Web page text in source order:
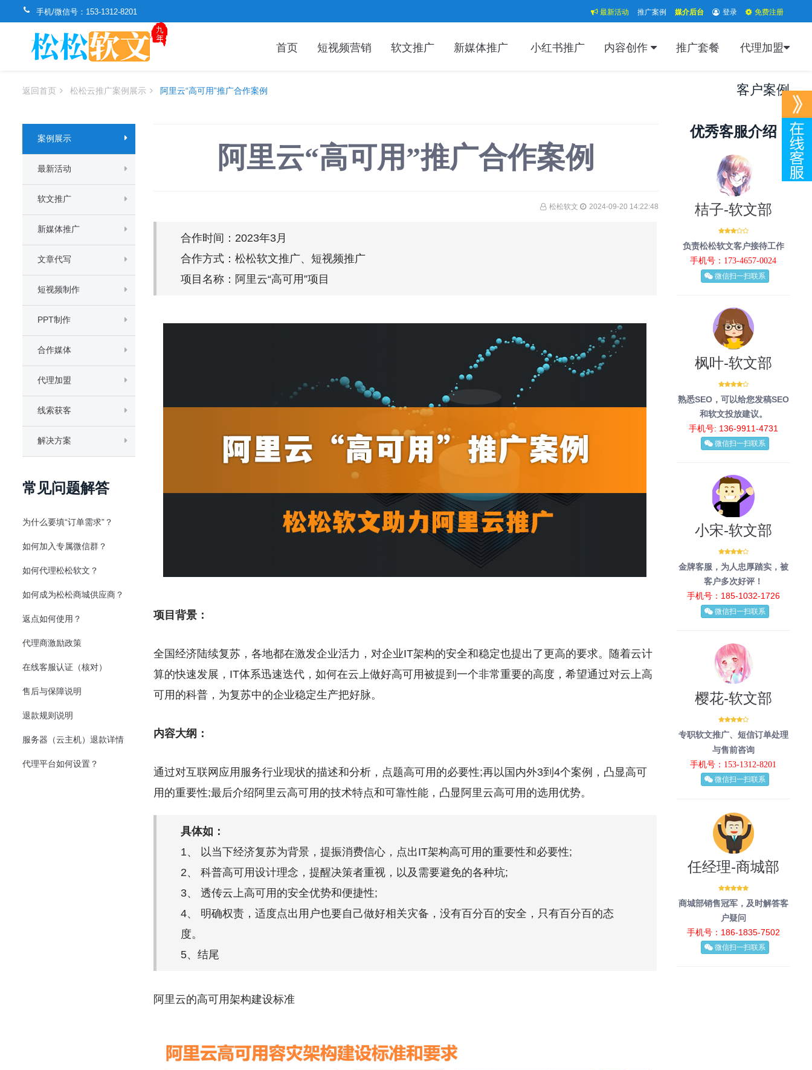
手机/微信号： 153-1312-8201 最新活动 推广案例 媒介后台 登录 免费注册
首页 短视频营销 软文推广 新媒体推广 小红书推广 内容创作 推广套餐 代理加盟
返回首页 松松云推广案例展示 阿里云“高可用”推广合作案例 客户案例
案例展示
最新活动
软文推广
新媒体推广
文章代写
短视频制作
PPT制作
合作媒体
代理加盟
线索获客
解决方案
常见问题解答
为什么要填“订单需求”？
如何加入专属微信群？
如何代理松松软文？
如何成为松松商城供应商？
返点如何使用？
代理商激励政策
在线客服认证（核对）
售后与保障说明
退款规则说明
服务器（云主机）退款详情
代理平台如何设置？
阿里云“高可用”推广合作案例
松松软文 2024-09-20 14:22:48
合作时间：2023年3月
合作方式：松松软文推广、短视频推广
项目名称：阿里云“高可用”项目
项目背景：
全国经济陆续复苏，各地都在激发企业活力，对企业IT架构的安全和稳定也提出了更高的要求。随着云计
算的快速发展，IT体系迅速迭代，如何在云上做好高可用被提到一个非常重要的高度，希望通过对云上高
可用的科普，为复苏中的企业稳定生产把好脉。
内容大纲：
通过对互联网应用服务行业现状的描述和分析，点题高可用的必要性;再以国内外3到4个案例，凸显高可
用的重要性;最后介绍阿里云高可用的技术特点和可靠性能，凸显阿里云高可用的选用优势。
具体如：
1、 以当下经济复苏为背景，提振消费信心，点出IT架构高可用的重要性和必要性;
2、 科普高可用设计理念，提醒决策者重视，以及需要避免的各种坑;
3、 透传云上高可用的安全优势和便捷性;
4、 明确权责，适度点出用户也要自己做好相关灾备，没有百分百的安全，只有百分百的态
度。
5、结尾
阿里云的高可用架构建设标准
优秀客服介绍
桔子-软文部
负责松松软文客户接待工作
手机号：173-4657-0024
微信扫一扫联系
枫叶-软文部
熟悉SEO，可以给您发稿SEO
和软文投放建议。
手机号: 136-9911-4731
微信扫一扫联系
小宋-软文部
金牌客服，为人忠厚踏实，被
客户多次好评！
手机号：185-1032-1726
微信扫一扫联系
樱花-软文部
专职软文推广、短信订单处理
与售前咨询
手机号：153-1312-8201
微信扫一扫联系
任经理-商城部
商城部销售冠军，及时解答客
户疑问
手机号：186-1835-7502
微信扫一扫联系